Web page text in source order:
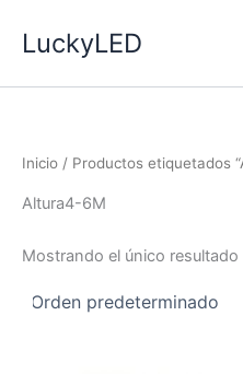
LuckyLED
Inicio / Productos etiquetados
Altura4-6M
Mostrando el único resultado